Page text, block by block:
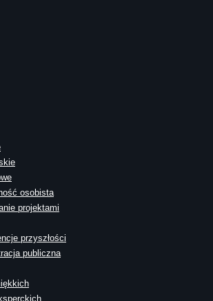
osobista
projektami
przyszłości
publiczna